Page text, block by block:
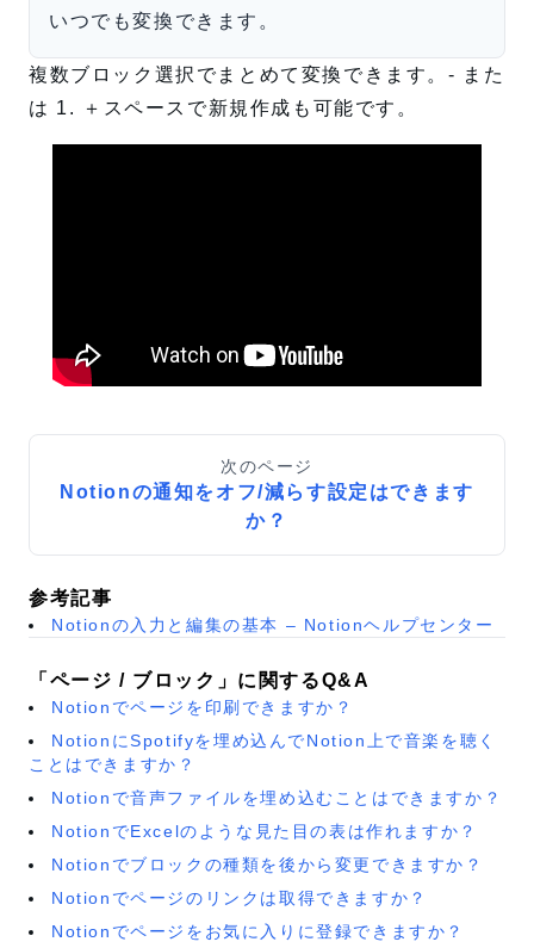
いつでも変換できます。
複数ブロック選択でまとめて変換できます。- また
は 1. ＋スペースで新規作成も可能です。
次のページ
Notionの通知をオフ/減らす設定はできます
か？
参考記事
Notionの入力と編集の基本 – Notionヘルプセンター
「ページ / ブロック」に関するQ&A
Notionでページを印刷できますか？
NotionにSpotifyを埋め込んでNotion上で音楽を聴く
ことはできますか？
Notionで音声ファイルを埋め込むことはできますか？
NotionでExcelのような見た目の表は作れますか？
Notionでブロックの種類を後から変更できますか？
Notionでページのリンクは取得できますか？
Notionでページをお気に入りに登録できますか？